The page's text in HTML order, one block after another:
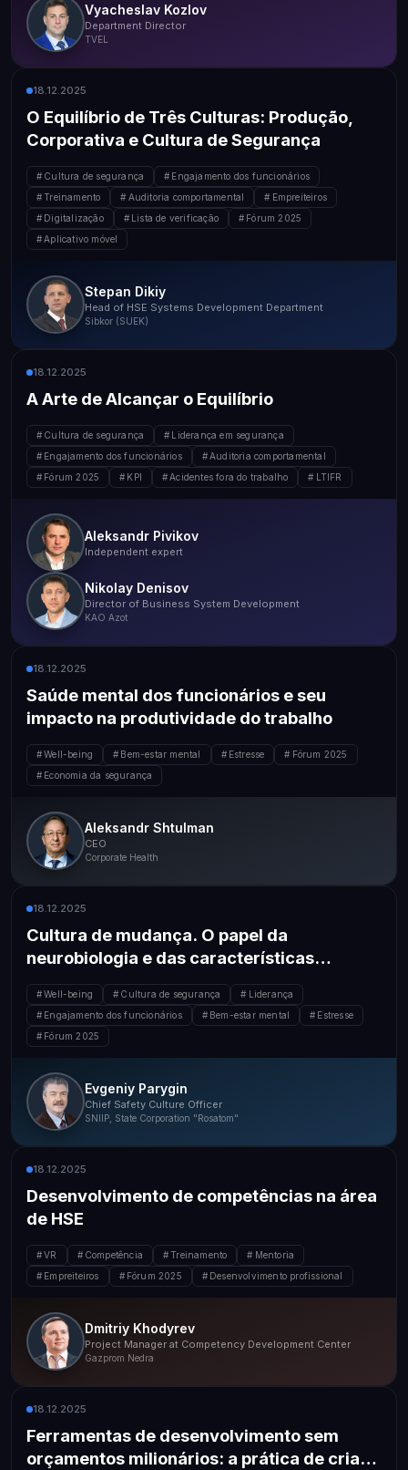
Vyacheslav Kozlov
Department Director
TVEL
18.12.2025
O Equilíbrio de Três Culturas: Produção,
Corporativa e Cultura de Segurança
Cultura de segurança
Engajamento dos funcionários
Treinamento
Auditoria comportamental
Empreiteiros
Digitalização
Lista de verificação
Fórum 2025
Aplicativo móvel
Stepan Dikiy
Head of HSE Systems Development Department
Sibkor (SUEK)
18.12.2025
A Arte de Alcançar o Equilíbrio
Cultura de segurança
Liderança em segurança
Engajamento dos funcionários
Auditoria comportamental
Fórum 2025
KPI Acidentes fora do trabalho LTIFR
Aleksandr Pivikov
Independent expert
Nikolay Denisov
Director of Business System Development
KAO Azot
18.12.2025
Saúde mental dos funcionários e seu
impacto na produtividade do trabalho
Well-being Bem-estar mental Estresse
Fórum 2025
Economia da segurança
Aleksandr Shtulman
CEO
Corporate Health
18.12.2025
Cultura de mudança. O papel da
neurobiologia e das características
fisiológicas dos funcionários em garantir
um pensamento e comportamento seguros
Well-being Cultura de segurança
Liderança
Engajamento dos funcionários
Bem-estar mental
Estresse
Fórum 2025
Evgeniy Parygin
Chief Safety Culture Officer
SNIIP, State Corporation "Rosatom"
18.12.2025
Desenvolvimento de competências na área
de HSE
VR Competência Treinamento
Mentoria
Empreiteiros
Fórum 2025 Desenvolvimento profissional
Dmitriy Khodyrev
Project Manager at Competency Development Center
Gazprom Nedra
18.12.2025
Ferramentas de desenvolvimento sem
orçamentos milionários: a prática de criar